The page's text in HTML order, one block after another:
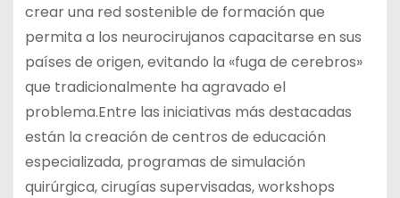
crear una red sostenible de formación que
permita a los neurocirujanos capacitarse en sus
países de origen, evitando la «fuga de cerebros»
que tradicionalmente ha agravado el
problema.Entre las iniciativas más destacadas
están la creación de centros de educación
especializada, programas de simulación
quirúrgica, cirugías supervisadas, workshops